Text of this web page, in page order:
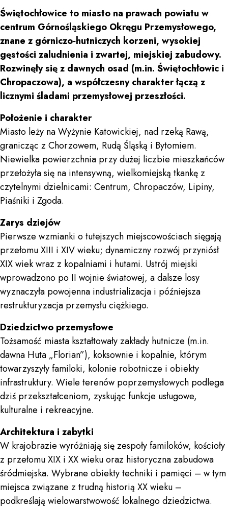
Świętochłowice to miasto na prawach powiatu w
centrum Górnośląskiego Okręgu Przemysłowego,
znane z górniczo‑hutniczych korzeni, wysokiej
gęstości zaludnienia i zwartej, miejskiej zabudowy.
Rozwinęły się z dawnych osad (m.in. Świętochłowic i
Chropaczowa), a współczesny charakter łączą z
licznymi śladami przemysłowej przeszłości.
Położenie i charakter
Miasto leży na Wyżynie Katowickiej, nad rzeką Rawą,
granicząc z Chorzowem, Rudą Śląską i Bytomiem.
Niewielka powierzchnia przy dużej liczbie mieszkańców
przełożyła się na intensywną, wielkomiejską tkankę z
czytelnymi dzielnicami: Centrum, Chropaczów, Lipiny,
Piaśniki i Zgoda.
Zarys dziejów
Pierwsze wzmianki o tutejszych miejscowościach sięgają
przełomu XIII i XIV wieku; dynamiczny rozwój przyniósł
XIX wiek wraz z kopalniami i hutami. Ustrój miejski
wprowadzono po II wojnie światowej, a dalsze losy
wyznaczyła powojenna industrializacja i późniejsza
restrukturyzacja przemysłu ciężkiego.
Dziedzictwo przemysłowe
Tożsamość miasta kształtowały zakłady hutnicze (m.in.
dawna Huta „Florian”), koksownie i kopalnie, którym
towarzyszyły familoki, kolonie robotnicze i obiekty
infrastruktury. Wiele terenów poprzemysłowych podlega
dziś przekształceniom, zyskując funkcje usługowe,
kulturalne i rekreacyjne.
Architektura i zabytki
W krajobrazie wyróżniają się zespoły familoków, kościoły
z przełomu XIX i XX wieku oraz historyczna zabudowa
śródmiejska. Wybrane obiekty techniki i pamięci – w tym
miejsca związane z trudną historią XX wieku –
podkreślają wielowarstwowość lokalnego dziedzictwa.